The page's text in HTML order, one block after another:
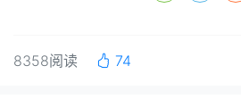
8358阅读 74